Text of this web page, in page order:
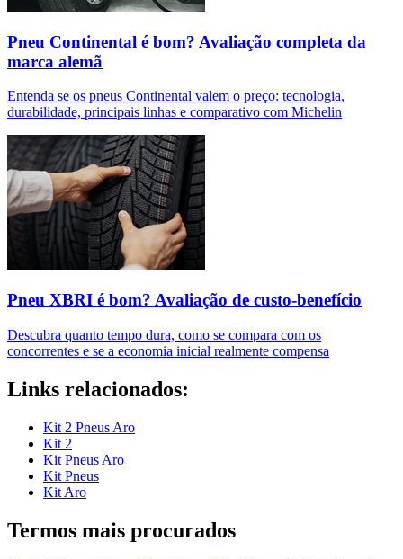
Pneu Continental é bom? Avaliação completa da
marca alemã
Entenda se os pneus Continental valem o preço: tecnologia,
durabilidade, principais linhas e comparativo com Michelin
Pneu XBRI é bom? Avaliação de custo-benefício
Descubra quanto tempo dura, como se compara com os
concorrentes e se a economia inicial realmente compensa
Links relacionados:
Kit 2 Pneus Aro
Kit 2
Kit Pneus Aro
Kit Pneus
Kit Aro
Termos mais procurados